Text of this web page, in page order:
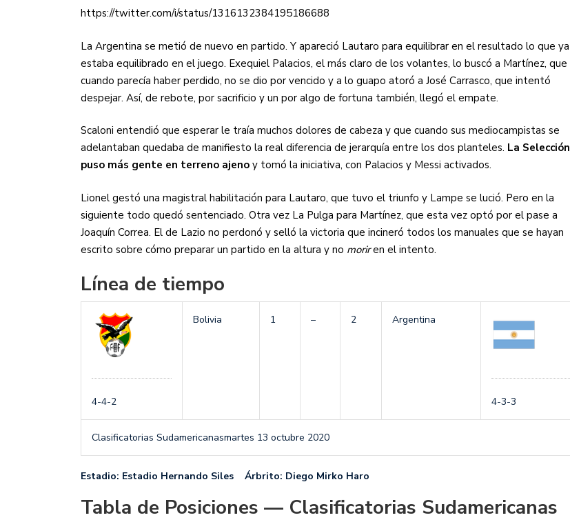
https://twitter.com/i/status/1316132384195186688
La Argentina se metió de nuevo en partido. Y apareció Lautaro para equilibrar en el resultado lo que ya
estaba equilibrado en el juego. Exequiel Palacios, el más claro de los volantes, lo buscó a Martínez, que
cuando parecía haber perdido, no se dio por vencido y a lo guapo atoró a José Carrasco, que intentó
despejar. Así, de rebote, por sacrificio y un por algo de fortuna también, llegó el empate.
Scaloni entendió que esperar le traía muchos dolores de cabeza y que cuando sus mediocampistas se
adelantaban quedaba de manifiesto la real diferencia de jerarquía entre los dos planteles. La Selección
puso más gente en terreno ajeno y tomó la iniciativa, con Palacios y Messi activados.
Lionel gestó una magistral habilitación para Lautaro, que tuvo el triunfo y Lampe se lució. Pero en la
siguiente todo quedó sentenciado. Otra vez La Pulga para Martínez, que esta vez optó por el pase a
Joaquín Correa. El de Lazio no perdonó y selló la victoria que incineró todos los manuales que se hayan
escrito sobre cómo preparar un partido en la altura y no moriren el intento.
Línea de tiempo
4-4-2
Bolivia 1 – 2 Argentina
4-3-3
Clasificatorias Sudamericanasmartes 13 octubre 2020
Estadio: Estadio Hernando Siles Árbrito: Diego Mirko Haro
Tabla de Posiciones — Clasificatorias Sudamericanas